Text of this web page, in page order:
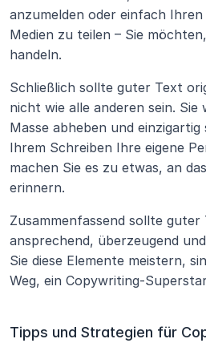
anzumelden oder einfach
Medien zu teilen – Sie
handeln.
Schließlich sollte guter Text
nicht wie alle anderen sein. Sie
Masse abheben und einzigartig
Ihrem Schreiben Ihre eigene
machen Sie es zu etwas, an
erinnern.
Zusammenfassend sollte guter
ansprechend, überzeugend
Sie diese Elemente meistern,
Weg, ein Copywriting-
Tipps und Strategien für